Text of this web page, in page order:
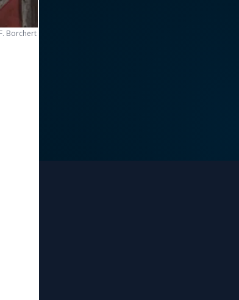
Borchert